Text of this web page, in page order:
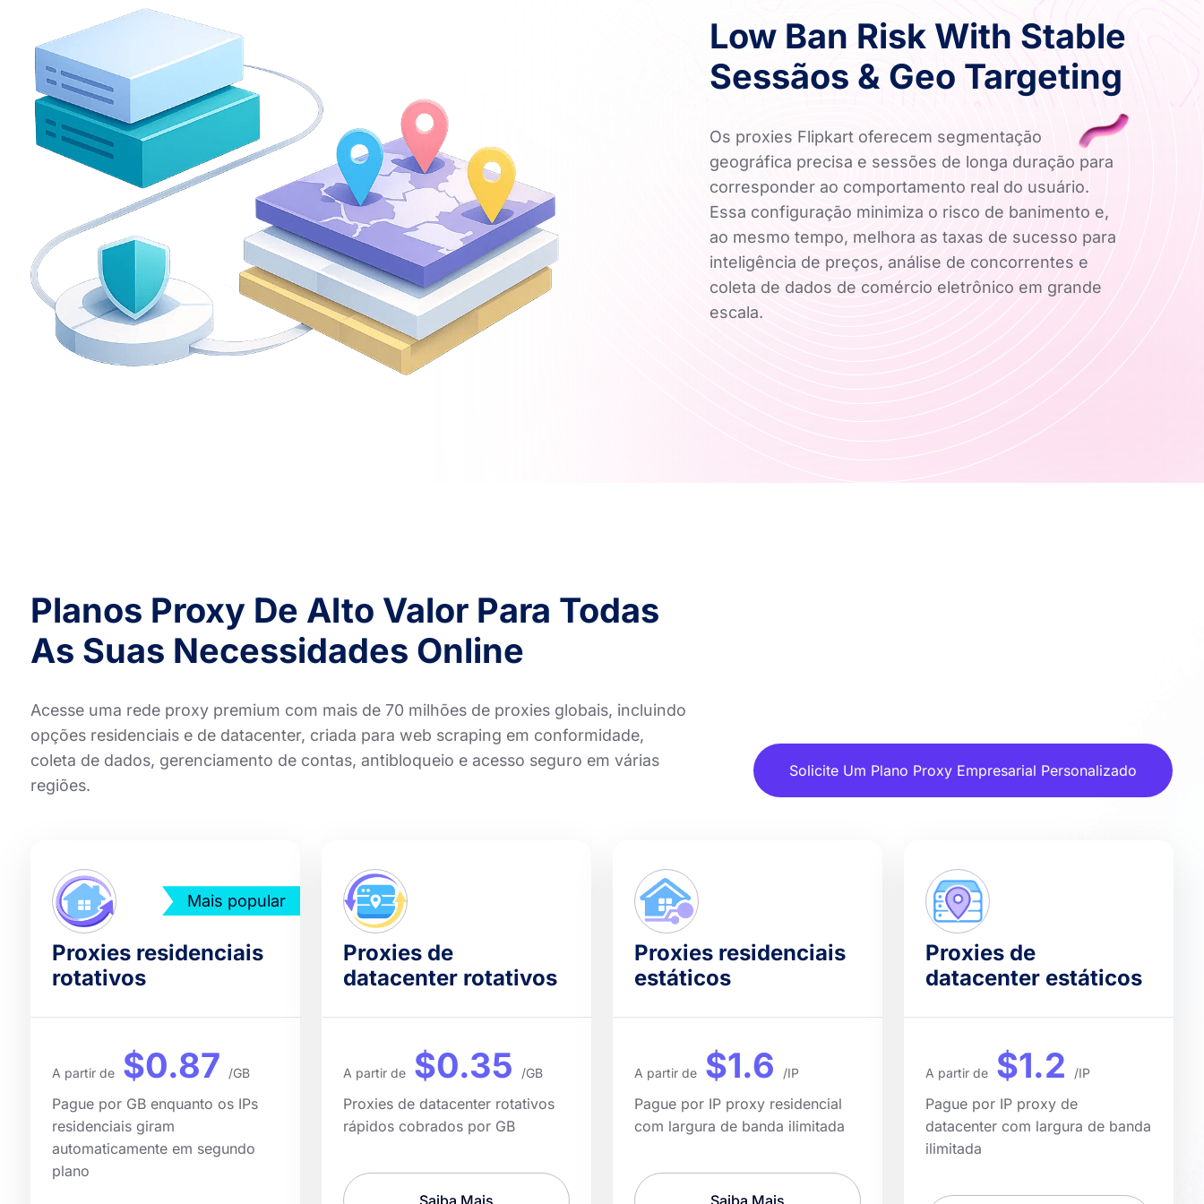
Low Ban Risk With Stable
Sessãos & Geo Targeting
Os proxies Flipkart oferecem segmentação
geográfica precisa e sessões de longa duração para
corresponder ao comportamento real do usuário.
Essa configuração minimiza o risco de banimento e,
ao mesmo tempo, melhora as taxas de sucesso para
inteligência de preços, análise de concorrentes e
coleta de dados de comércio eletrônico em grande
escala.
Planos Proxy De Alto Valor Para Todas
As Suas Necessidades Online
Acesse uma rede proxy premium com mais de 70 milhões de proxies globais, incluindo
opções residenciais e de datacenter, criada para web scraping em conformidade,
coleta de dados, gerenciamento de contas, antibloqueio e acesso seguro em várias
regiões.
Solicite Um Plano Proxy Empresarial Personalizado
Mais popular
Proxies residenciais
rotativos
A partir de $0.87 /GB
Pague por GB enquanto os IPs
residenciais giram
automaticamente em segundo
plano
Proxies de
datacenter rotativos
A partir de $0.35 /GB
Proxies de datacenter rotativos
rápidos cobrados por GB
Saiba Mais
Proxies residenciais
estáticos
A partir de $1.6 /IP
Pague por IP proxy residencial
com largura de banda ilimitada
Saiba Mais
Proxies de
datacenter estáticos
A partir de $1.2 /IP
Pague por IP proxy de
datacenter com largura de banda
ilimitada